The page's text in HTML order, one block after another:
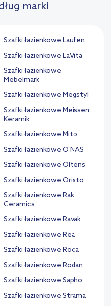
marki
Szafki łazienkowe Laufen
Szafki łazienkowe LaVita
Szafki łazienkowe
Mebelmark
Szafki łazienkowe Megstyl
Szafki łazienkowe Meissen
Keramik
Szafki łazienkowe Mito
Szafki łazienkowe O NAS
Szafki łazienkowe Oltens
Szafki łazienkowe Oristo
Szafki łazienkowe Rak
Ceramics
Szafki łazienkowe Ravak
Szafki łazienkowe Rea
Szafki łazienkowe Roca
Szafki łazienkowe Rodan
Szafki łazienkowe Sapho
Szafki łazienkowe Strama